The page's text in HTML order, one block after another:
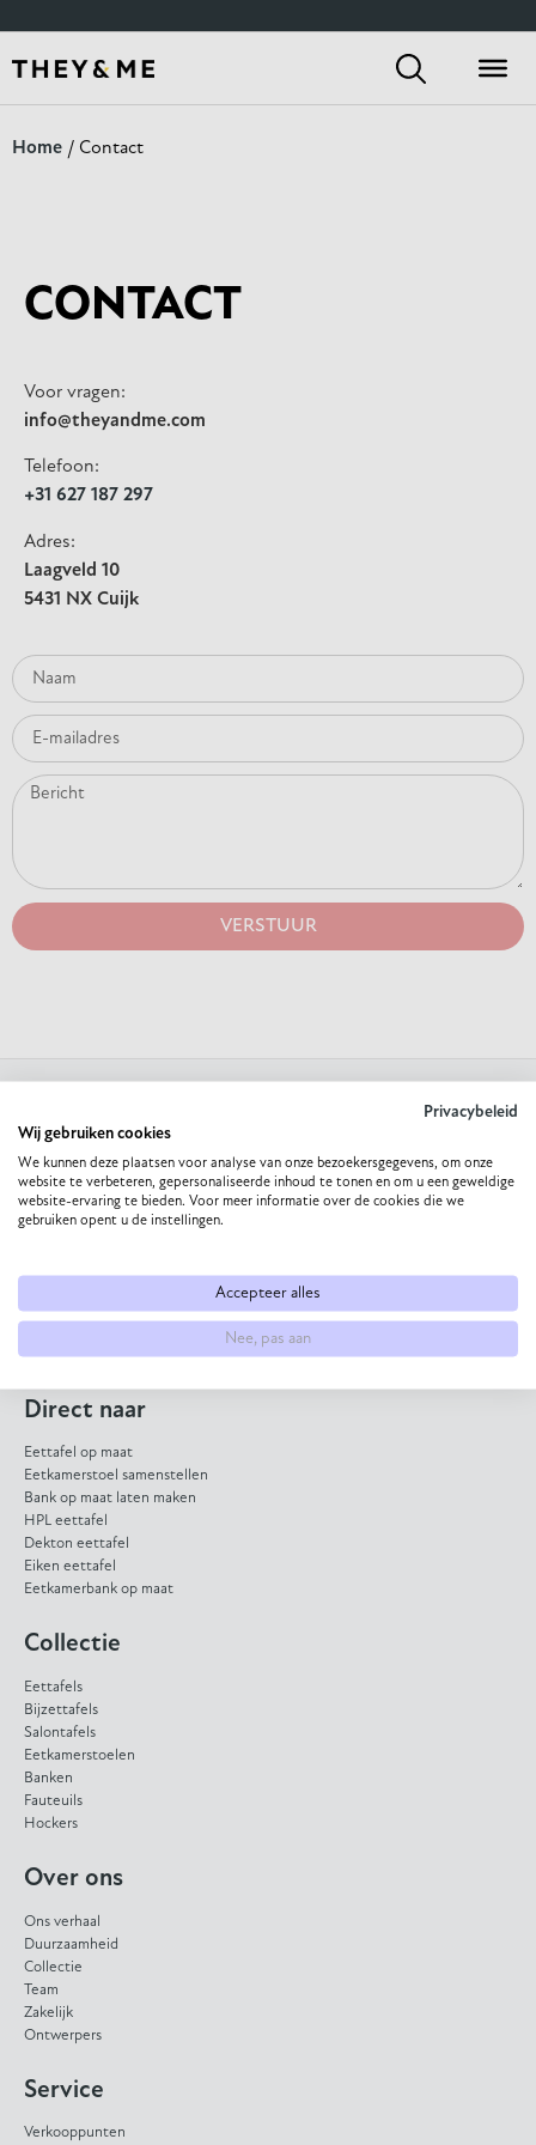
Home / Contact
CONTACT
Voor vragen:
info@theyandme.com
Telefoon:
+31 627 187 297
Adres:
Laagveld 10
5431 NX Cuijk
VERSTUUR
+31 627 187 297
App met ons
Direct naar
Eettafel op maat
Eetkamerstoel samenstellen
Bank op maat laten maken
HPL eettafel
Dekton eettafel
Eiken eettafel
Eetkamerbank op maat
Collectie
Eettafels
Bijzettafels
Salontafels
Eetkamerstoelen
Banken
Fauteuils
Hockers
Over ons
Ons verhaal
Duurzaamheid
Collectie
Team
Zakelijk
Ontwerpers
Service
Verkooppunten
Privacybeleid
Wij gebruiken cookies
We kunnen deze plaatsen voor analyse van onze bezoekersgegevens, om onze
website te verbeteren, gepersonaliseerde inhoud te tonen en om u een geweldige
website-ervaring te bieden. Voor meer informatie over de cookies die we
gebruiken opent u de instellingen.
Accepteer alles
Nee, pas aan